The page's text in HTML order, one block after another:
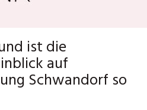
ist die
auf
Schwandorf so